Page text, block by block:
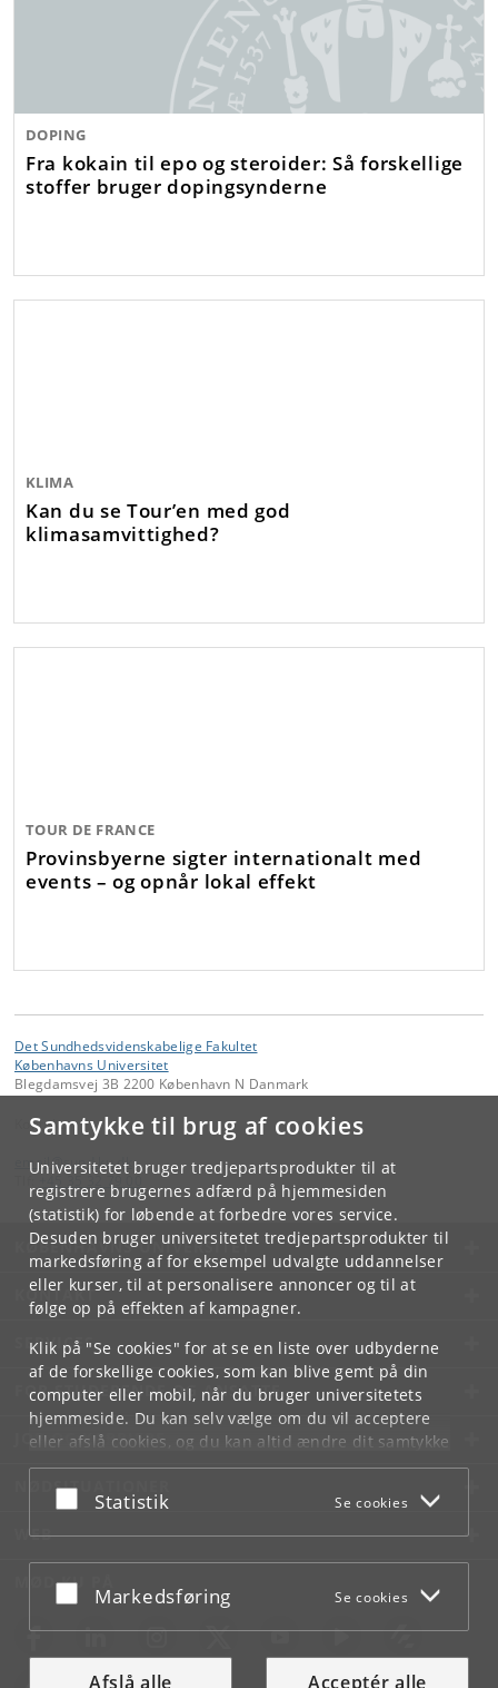
Samtykke til brug af cookies
Universitetet bruger tredjepartsprodukter til at
registrere brugernes adfærd på hjemmesiden
(statistik) for løbende at forbedre vores service.
Desuden bruger universitetet tredjepartsprodukter til
markedsføring af for eksempel udvalgte uddannelser
eller kurser, til at personalisere annoncer og til at
følge op på effekten af kampagner.
Klik på "Se cookies" for at se en liste over udbyderne
af de forskellige cookies, som kan blive gemt på din
computer eller mobil, når du bruger universitetets
hjemmeside. Du kan selv vælge om du vil acceptere
eller afslå cookies, og du kan altid ændre dit samtykke
underCookie- og privatlivspolitiksom du finder i
bunden af hver side.
Acceptér eller afslå
Statistik Se cookies
Acceptér eller afslå
Markedsføring Se cookies
Afslå alle Acceptér alle
DOPING
Fra kokain til epo og steroider: Så forskellige
stoffer bruger dopingsynderne
KLIMA
Kan du se Tour’en med god
klimasamvittighed?
TOUR DE FRANCE
Provinsbyerne sigter internationalt med
events – og opnår lokal effekt
Det Sundhedsvidenskabelige Fakultet
Københavns Universitet
Blegdamsvej 3B 2200 København N Danmark
Kontakt:
email @sund.ku.dk
KØBENHAVNS UNIVERSITET
KONTAKT
SERVICES
FOR STUDERENDE OG ANSATTE
JOB OG KARRIERE
NØDSITUATIONER
WEB
MØD KU PÅ